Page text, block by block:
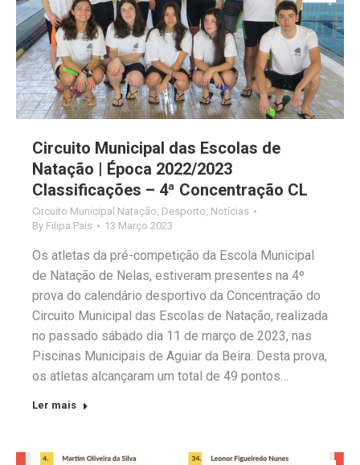
Circuito Municipal das Escolas de
Natação | Época 2022/2023
Classificações – 4ª Concentração CL
Circuito Municipal Natação, Desporto, Notícias
By Filipa Pais 13 Março 2023
Os atletas da pré-competição da Escola Municipal
de Natação de Nelas, estiveram presentes na 4º
prova do calendário desportivo da Concentração do
Circuito Municipal das Escolas de Natação, realizada
no passado sábado dia 11 de março de 2023, nas
Piscinas Municipais de Aguiar da Beira. Desta prova,
os atletas alcançaram um total de 49 pontos…
Ler mais